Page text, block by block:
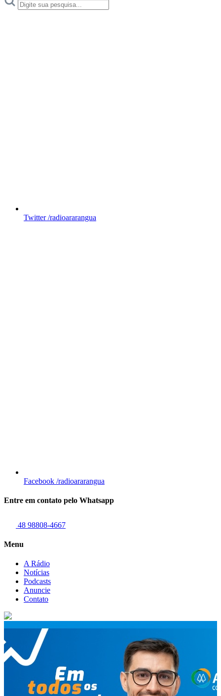
Twitter /radioararangua
Facebook /radioararangua
Entre em contato pelo Whatsapp
48 98808-4667
Menu
A Rádio
Notícias
Podcasts
Anuncie
Contato